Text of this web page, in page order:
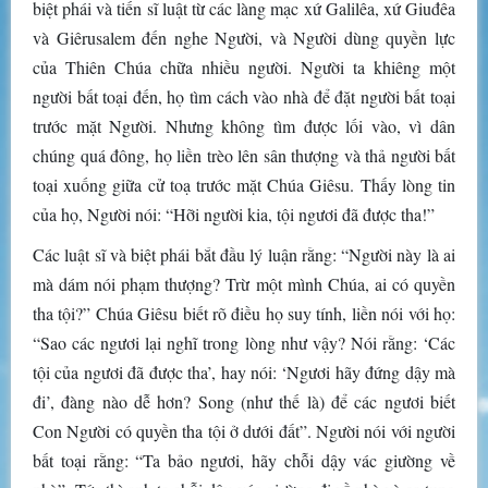
biệt phái và tiến sĩ luật từ các làng mạc xứ Galilêa, xứ Giuđêa
và Giêrusalem đến nghe Người, và Người dùng quyền lực
của Thiên Chúa chữa nhiều người. Người ta khiêng một
người bất toại đến, họ tìm cách vào nhà để đặt người bất toại
trước mặt Người. Nhưng không tìm được lối vào, vì dân
chúng quá đông, họ liền trèo lên sân thượng và thả người bất
toại xuống giữa cử toạ trước mặt Chúa Giêsu. Thấy lòng tin
của họ, Người nói: “Hỡi người kia, tội ngươi đã được tha!”
Các luật sĩ và biệt phái bắt đầu lý luận rằng: “Người này là ai
mà dám nói phạm thượng? Trừ một mình Chúa, ai có quyền
tha tội?” Chúa Giêsu biết rõ điều họ suy tính, liền nói với họ:
“Sao các ngươi lại nghĩ trong lòng như vậy? Nói rằng: ‘Các
tội của ngươi đã được tha’, hay nói: ‘Ngươi hãy đứng dậy mà
đi’, đàng nào dễ hơn? Song (như thế là) để các ngươi biết
Con Người có quyền tha tội ở dưới đất”. Người nói với người
bất toại rằng: “Ta bảo ngươi, hãy chỗi dậy vác giường về